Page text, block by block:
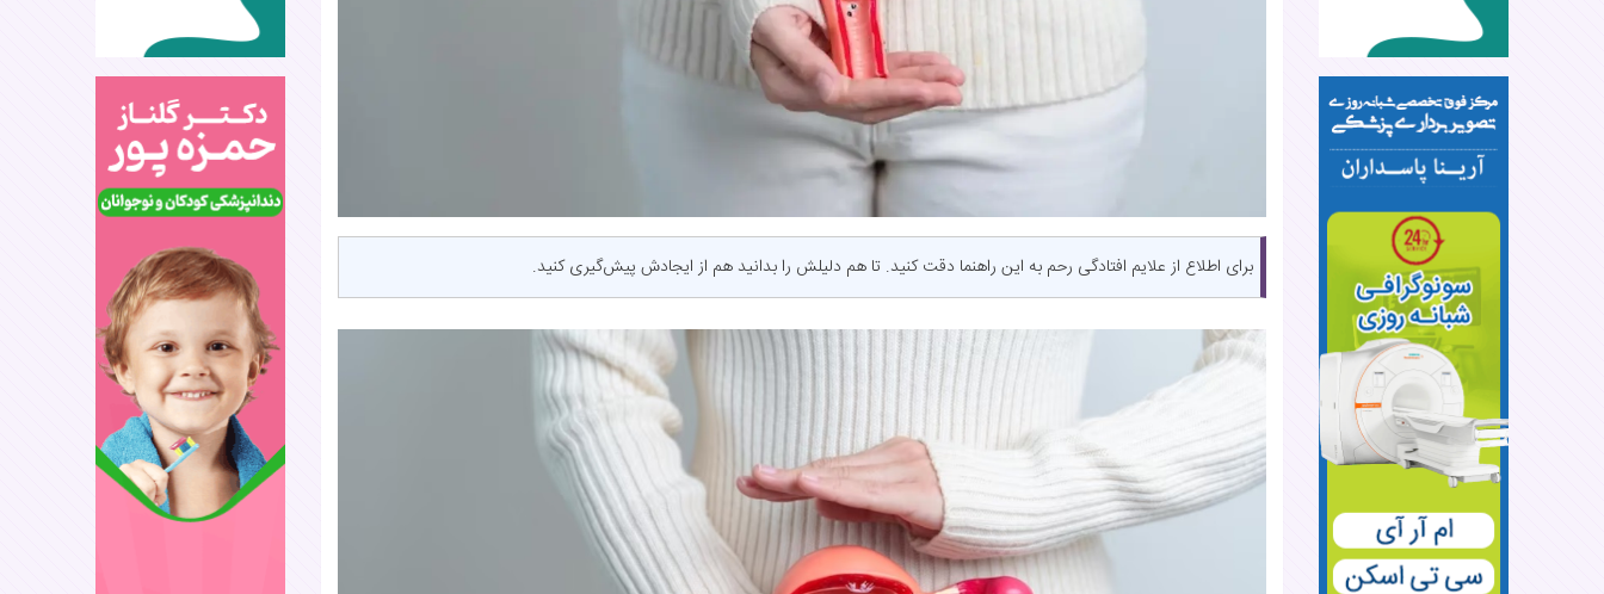
برای اطلاع از علایم افتادگی رحم به این راهنما دقت کنید. تا هم دلیلش را بدانید هم از ایجادش پیش‌گیری کنید.